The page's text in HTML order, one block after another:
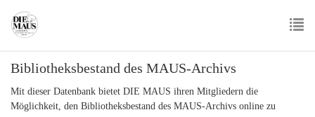
main
Bibliotheksbestand des MAUS-Archivs
Mit dieser Datenbank bietet DIE MAUS ihren Mitgliedern die
Möglichkeit, den Bibliotheksbestand des MAUS-Archivs online zu